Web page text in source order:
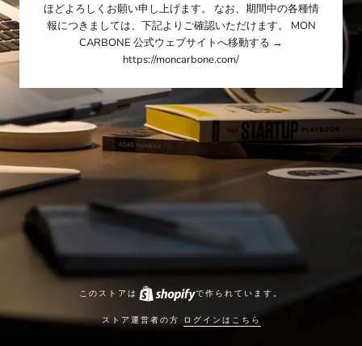
ほどよろしくお願い申し上げます。 なお、期間中の各種情
報につきましては、下記よりご確認いただけます。 MON
CARBONE 公式ウェブサイトへ移動する →
https://moncarbone.com/
このストアは で作られています。
ストア運営者の方 ログインはこちら